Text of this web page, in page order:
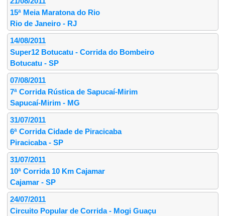
15ª Meia Maratona do Rio
Rio de Janeiro - RJ
14/08/2011
Super12 Botucatu - Corrida do Bombeiro
Botucatu - SP
07/08/2011
7ª Corrida Rústica de Sapucaí-Mirim
Sapucaí-Mirim - MG
31/07/2011
6ª Corrida Cidade de Piracicaba
Piracicaba - SP
31/07/2011
10ª Corrida 10 Km Cajamar
Cajamar - SP
24/07/2011
Circuito Popular de Corrida - Mogi Guaçu